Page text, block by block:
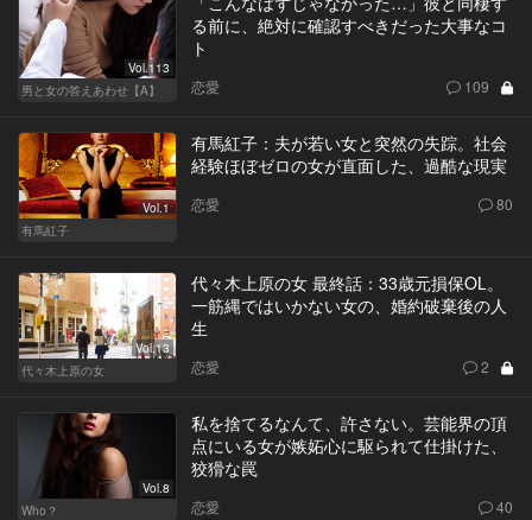
Vol.113
男と女の答えあわせ【A】
る前に、絶対に確認すべきだった大事なコ
ト
恋愛 109
Vol.1
有馬紅子
有馬紅子：夫が若い女と突然の失踪。社会
経験ほぼゼロの女が直面した、過酷な現実
恋愛 80
Vol.13
代々木上原の女
代々木上原の女 最終話：33歳元損保OL。
一筋縄ではいかない女の、婚約破棄後の人
生
恋愛 2
Vol.8
Who？
私を捨てるなんて、許さない。芸能界の頂
点にいる女が嫉妬心に駆られて仕掛けた、
狡猾な罠
恋愛 40